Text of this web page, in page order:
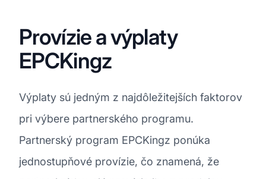
Provízie a výplaty
EPCKingz
Výplaty sú jedným z najdôležitejších faktorov
pri výbere partnerského programu.
Partnerský program EPCKingz ponúka
jednostupňové provízie, čo znamená, že